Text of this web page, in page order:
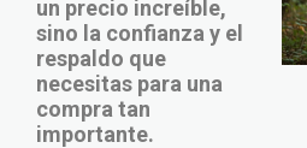
un precio increíble,
sino la confianza y el
respaldo que
necesitas para una
compra tan
importante.